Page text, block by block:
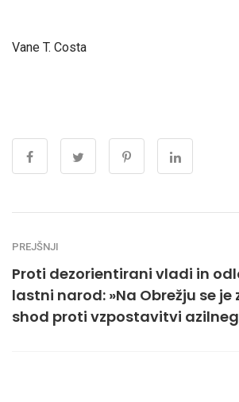
Vane T. Costa
PREJŠNJI
Proti dezorientirani vladi in
lastni narod: »Na Obrežju se je
shod proti vzpostavitvi